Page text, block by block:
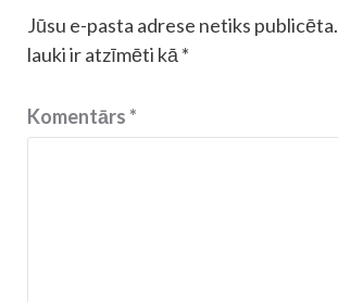
Jūsu e-pasta adrese netiks publicēta.
lauki ir atzīmēti kā *
Komentārs*